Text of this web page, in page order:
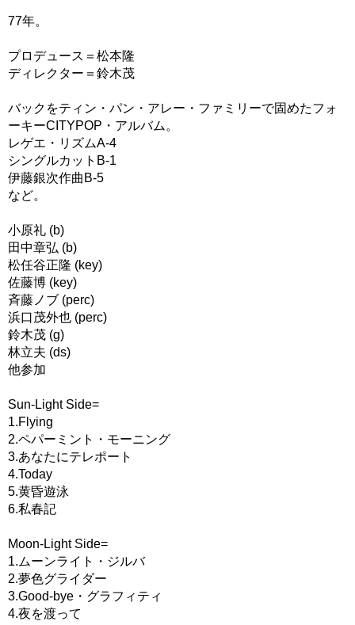
77年。
プロデュース＝松本隆
ディレクター＝鈴木茂
バックをティン・パン・アレー・ファミリーで固めたフォ
ーキーCITYPOP・アルバム。
レゲエ・リズムA-4
シングルカットB-1
伊藤銀次作曲B-5
など。
小原礼 (b)
田中章弘 (b)
松任谷正隆 (key)
佐藤博 (key)
斉藤ノブ (perc)
浜口茂外也 (perc)
鈴木茂 (g)
林立夫 (ds)
他参加
Sun-Light Side=
1.Flying
2.ペパーミント・モーニング
3.あなたにテレポート
4.Today
5.黄昏遊泳
6.私春記
Moon-Light Side=
1.ムーンライト・ジルバ
2.夢色グライダー
3.Good-bye・グラフィティ
4.夜を渡って